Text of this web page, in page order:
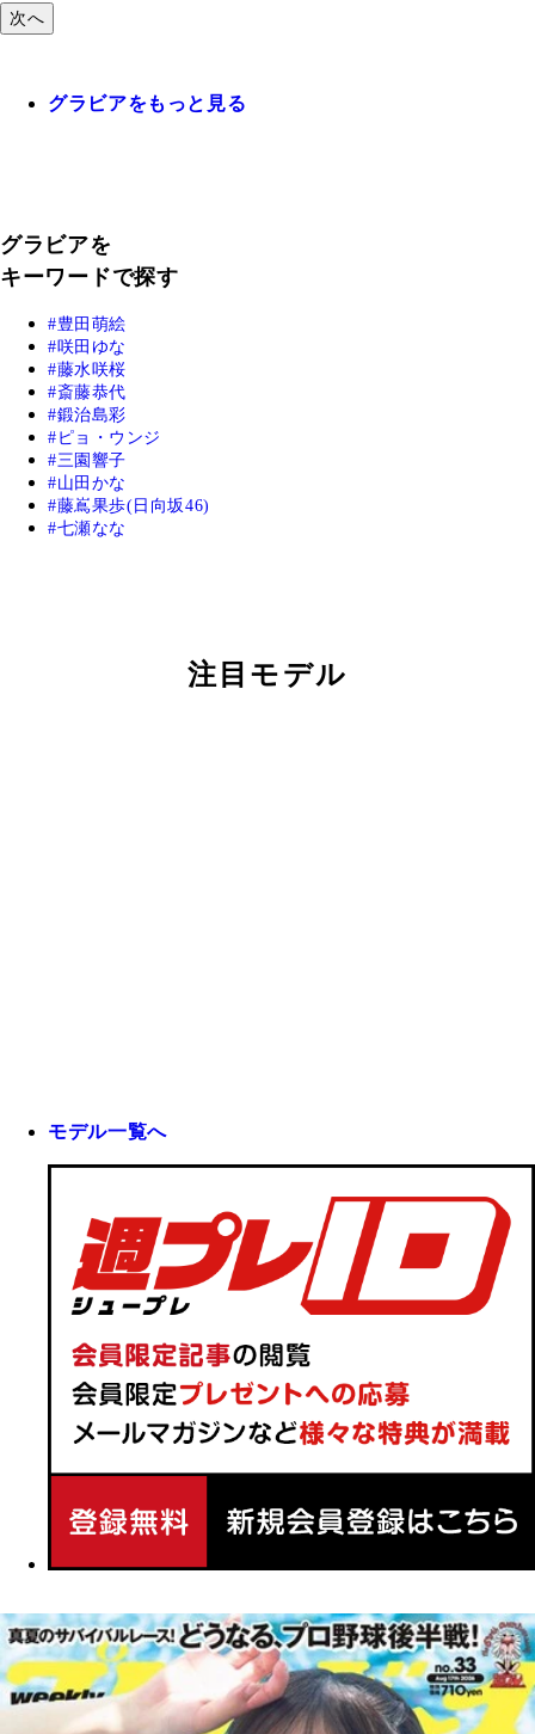
次へ
グラビアをもっと見る
グラビアを
キーワードで探す
豊田萌絵
咲田ゆな
藤水咲桜
斎藤恭代
鍛治島彩
ピョ・ウンジ
三園響子
山田かな
藤嶌果歩(日向坂46)
七瀬なな
注目モデル
モデル一覧へ